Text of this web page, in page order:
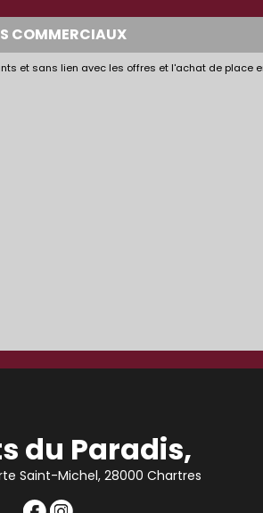
COMMERCIAUX
et sans lien avec les offres et l'achat de place
du Paradis,
Saint-Michel, 28000 Chartres